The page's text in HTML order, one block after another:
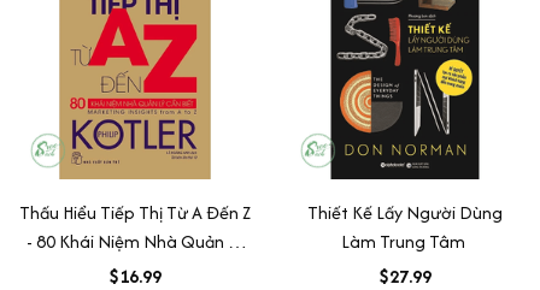
Thấu Hiểu Tiếp Thị Từ A Đến Z
- 80 Khái Niệm Nhà Quản Lý
Cần Biết
$16.99
Thiết Kế Lấy Người Dùng
Làm Trung Tâm
$27.99